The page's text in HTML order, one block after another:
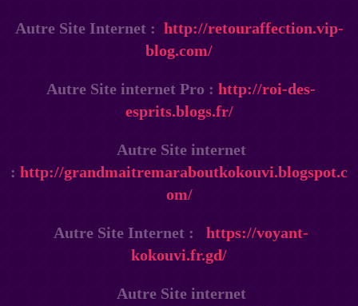
Autre Site Internet : http://retouraffection.vip-
blog.com/
Autre Site internet Pro : http://roi-des-
esprits.blogs.fr/
Autre Site internet
: http://grandmaitremaraboutkokouvi.blogspot.c
om/
Autre Site Internet : https://voyant-
kokouvi.fr.gd/
Autre Site internet